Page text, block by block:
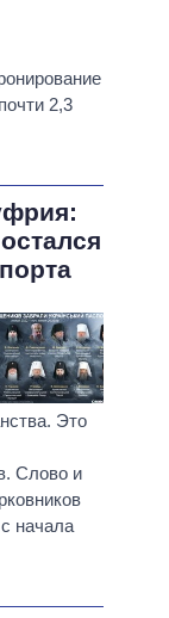
2,3
Это
Слово и
начала